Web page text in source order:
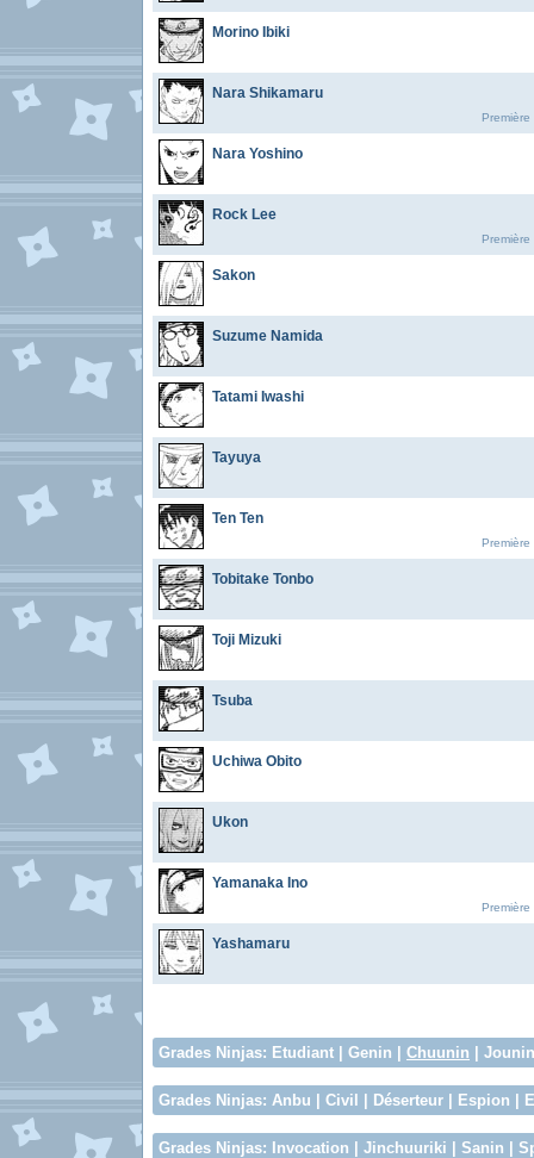
Morino Ibiki
Nara Shikamaru
Nara Yoshino
Rock Lee
Sakon
Suzume Namida
Tatami Iwashi
Tayuya
Ten Ten
Tobitake Tonbo
Toji Mizuki
Tsuba
Uchiwa Obito
Ukon
Yamanaka Ino
Yashamaru
Grades Ninjas: Etudiant Genin Chuunin Jounin
Grades Ninjas: Anbu Civil Déserteur Espion
Grades Ninjas: Invocation Jinchuuriki Sanin